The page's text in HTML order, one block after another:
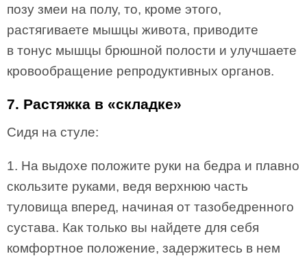
позу змеи на полу, то, кроме этого,
растягиваете мышцы живота, приводите
в тонус мышцы брюшной полости и улучшаете
кровообращение репродуктивных органов.
7. Растяжка в «складке»
Сидя на стуле:
1. На выдохе положите руки на бедра и плавно
скользите руками, ведя верхнюю часть
туловища вперед, начиная от тазобедренного
сустава. Как только вы найдете для себя
комфортное положение, задержитесь в нем